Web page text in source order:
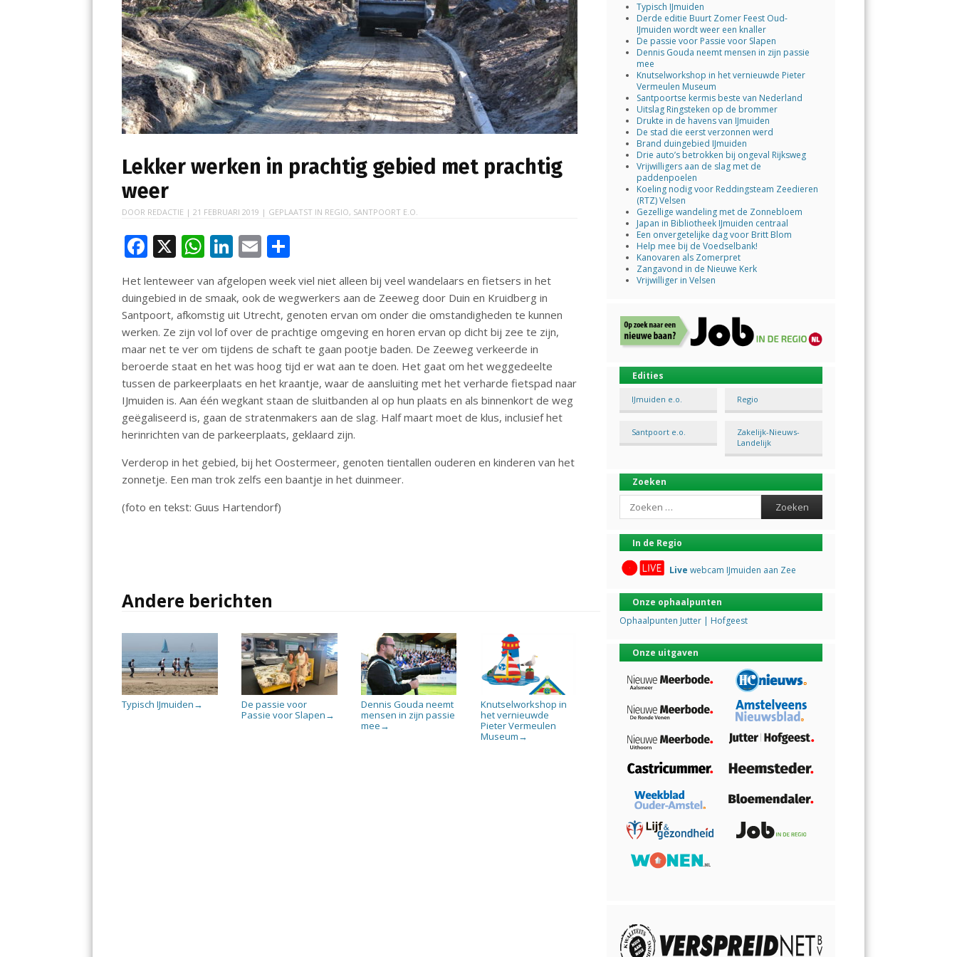
Lekker werken in prachtig gebied met prachtig
weer
DOOR REDACTIE |21 FEBRUARI 2019 | GEPLAATST IN REGIO, SANTPOORT E.O.
F
ac
e
b
o
o
k
X W
h
at
s
A
p
p
Li
n
k
e
dI
n
E
m
ai
l
e
n
Het lenteweer van afgelopen week viel niet alleen bij veel wandelaars en fietsers in het
duingebied in de smaak, ook de wegwerkers aan de Zeeweg door Duin en Kruidberg in
Santpoort, afkomstig uit Utrecht, genoten ervan om onder die omstandigheden te kunnen
werken. Ze zijn vol lof over de prachtige omgeving en horen ervan op dicht bij zee te zijn,
maar net te ver om tijdens de schaft te gaan pootje baden. De Zeeweg verkeerde in
beroerde staat en het was hoog tijd er wat aan te doen. Het gaat om het weggedeelte
tussen de parkeerplaats en het kraantje, waar de aansluiting met het verharde fietspad naar
IJmuiden is. Aan één wegkant staan de sluitbanden al op hun plaats en als binnenkort de weg
geëgaliseerd is, gaan de stratenmakers aan de slag. Half maart moet de klus, inclusief het
herinrichten van de parkeerplaats, geklaard zijn.
Verderop in het gebied, bij het Oostermeer, genoten tientallen ouderen en kinderen van het
zonnetje. Een man trok zelfs een baantje in het duinmeer.
(foto en tekst: Guus Hartendorf)
Andere berichten
Typisch IJmuiden →
De passie voor
Passie voor Slapen →
Dennis Gouda neemt
mensen in zijn passie
mee →
Knutselworkshop in
het vernieuwde
Pieter Vermeulen
Museum →
Typisch IJmuiden
Derde editie Buurt Zomer Feest Oud-
IJmuiden wordt weer een knaller
De passie voor Passie voor Slapen
Dennis Gouda neemt mensen in zijn passie
mee
Knutselworkshop in het vernieuwde Pieter
Vermeulen Museum
Santpoortse kermis beste van Nederland
Uitslag Ringsteken op de brommer
Drukte in de havens van IJmuiden
De stad die eerst verzonnen werd
Brand duingebied IJmuiden
Drie auto’s betrokken bij ongeval Rijksweg
Vrijwilligers aan de slag met de
paddenpoelen
Koeling nodig voor Reddingsteam Zeedieren
(RTZ) Velsen
Gezellige wandeling met de Zonnebloem
Japan in Bibliotheek IJmuiden centraal
Een onvergetelijke dag voor Britt Blom
Help mee bij de Voedselbank!
Kanovaren als Zomerpret
Zangavond in de Nieuwe Kerk
Vrijwilliger in Velsen
Edities
IJmuiden e.o. Regio
Santpoort e.o.
Zakelijk-Nieuws-
Landelijk
Zoeken
Search
In de Regio
Live webcam IJmuiden aan Zee
Onze ophaalpunten
Ophaalpunten Jutter | Hofgeest
Onze uitgaven